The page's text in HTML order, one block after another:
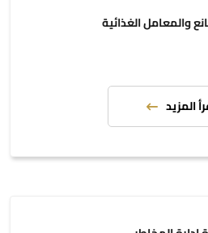
والمعامل الغذائية
المزيد